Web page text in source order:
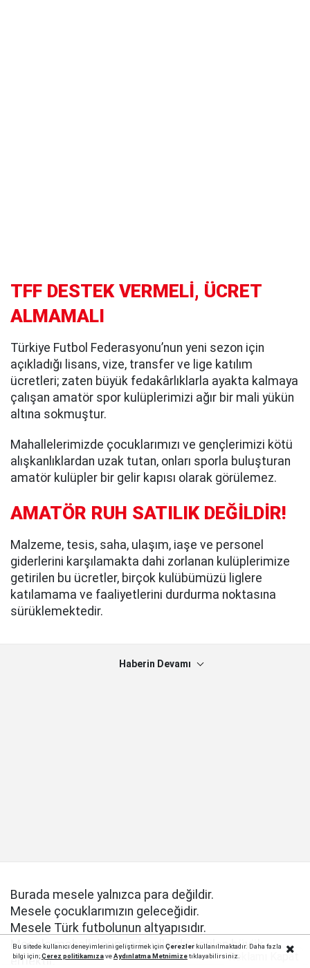
TFF DESTEK VERMELİ, ÜCRET
ALMAMALI
Türkiye Futbol Federasyonu’nun yeni sezon için
açıkladığı lisans, vize, transfer ve lige katılım
ücretleri; zaten büyük fedakârlıklarla ayakta kalmaya
çalışan amatör spor kulüplerimizi ağır bir mali yükün
altına sokmuştur.
Mahallelerimizde çocuklarımızı ve gençlerimizi kötü
alışkanlıklardan uzak tutan, onları sporla buluşturan
amatör kulüpler bir gelir kapısı olarak görülemez.
AMATÖR RUH SATILIK DEĞİLDİR!
Malzeme, tesis, saha, ulaşım, iaşe ve personel
giderlerini karşılamakta dahi zorlanan kulüplerimize
getirilen bu ücretler, birçok kulübümüzü liglere
katılamama ve faaliyetlerini durdurma noktasına
sürüklemektedir.
Haberin Devamı
Burada mesele yalnızca para değildir.
Mesele çocuklarımızın geleceğidir.
Mesele Türk futbolunun altyapısıdır.
Mesele mahallelerimizde yıllardır verilen büyük
emektir.
Bu sitede kullanıcı deneyimlerini geliştirmek için Çerezlerkullanılmaktadır. Daha fazla
bilgi için;Çerez politikamızaveAydınlatma Metnimizetıklayabilirsiniz.Reklamı Kapat